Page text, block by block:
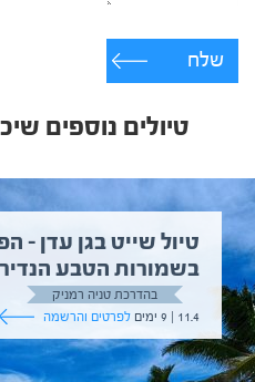
שלח
טיולים נוספים
טיול שייט בגן עדן –
בשמורות הטבע
בהדרכת טניה רמניק
11.4 | 9 ימים
לפרטים והרשמה